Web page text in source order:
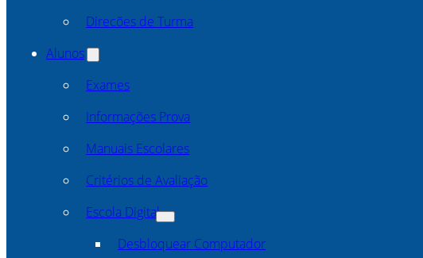
Direcões de Turma
Alunos
Exames
Informações Prova
Manuais Escolares
Critérios de Avaliação
Escola Digital
Desbloquear Computador